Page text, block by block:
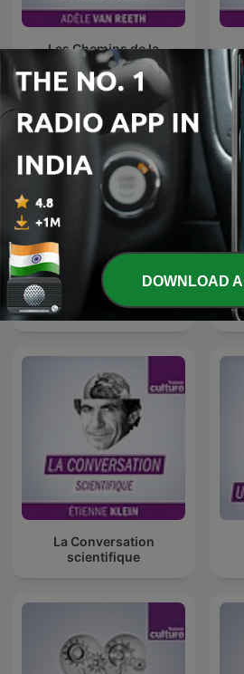
Les Chemins de la
philosophie
Répliques
La Conversation
scientifique
DOWNLOAD